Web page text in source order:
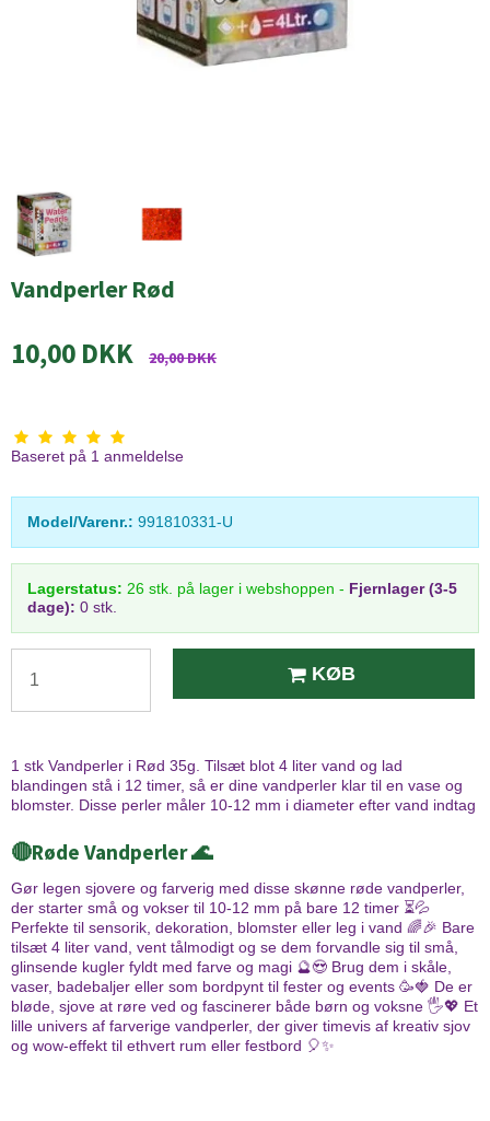
Vandperler Rød
10,00 DKK 20,00 DKK
Baseret på 1 anmeldelse
Model/Varenr.: 991810331-U
Lagerstatus: 26 stk. på lager i webshoppen - Fjernlager (3-5
dage): 0 stk.
KØB
1 stk Vandperler i Rød 35g. Tilsæt blot 4 liter vand og lad
blandingen stå i 12 timer, så er dine vandperler klar til en vase og
blomster. Disse perler måler 10-12 mm i diameter efter vand indtag
🔴Røde Vandperler 🌊
Gør legen sjovere og farverig med disse skønne røde vandperler,
der starter små og vokser til 10-12 mm på bare 12 timer ⏳💦
Perfekte til sensorik, dekoration, blomster eller leg i vand 🌈🎉 Bare
tilsæt 4 liter vand, vent tålmodigt og se dem forvandle sig til små,
glinsende kugler fyldt med farve og magi 🔮😍 Brug dem i skåle,
vaser, badebaljer eller som bordpynt til fester og events 🥳🍓 De er
bløde, sjove at røre ved og fascinerer både børn og voksne 🖐️💖 Et
lille univers af farverige vandperler, der giver timevis af kreativ sjov
og wow-effekt til ethvert rum eller festbord 🎈✨